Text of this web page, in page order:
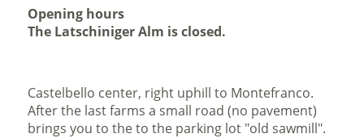
Opening hours
The Latschiniger Alm is closed.
Castelbello center, right uphill to Montefranco.
After the last farms a small road (no pavement)
brings you to the to the parking lot "old sawmill".